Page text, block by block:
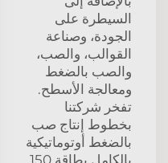
السيطرة على
الجودة، وصناعة
القوالب، والصب،
والصب بالضغط
ومعالجة الأسطح.
تفخر شركتنا
بخطوط إنتاج صب
بالضغط أوتوماتيكية
بالكامل بطاقة 150